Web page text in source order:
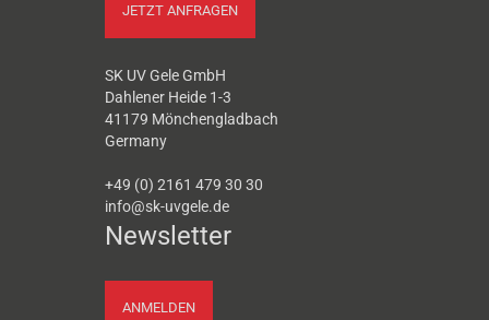
JETZT ANFRAGEN
SK UV Gele GmbH
Dahlener Heide 1-3
41179 Mönchengladbach
Germany
+49 (0) 2161 479 30 30
info@sk-uvgele.de
Newsletter
ANMELDEN